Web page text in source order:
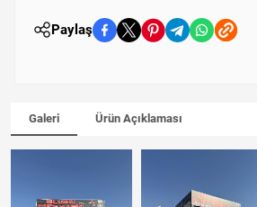
Paylaş
Galeri Ürün Açıklaması